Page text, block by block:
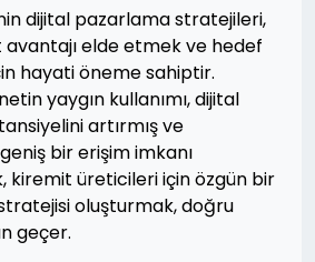
dijital pazarlama stratejileri,
elde etmek ve hedef
hayati öneme sahiptir.
yaygın kullanımı, dijital
artırmış ve
bir erişim imkanı
kiremit üreticileri için özgün bir
oluşturmak, doğru
geçer.